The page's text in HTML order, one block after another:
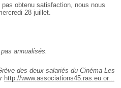
pas obtenu satisfaction, nous nous
28 juillet.
annualisés.
des deux salariés du Cinéma Les
http://www.associations45.ras.eu.or...